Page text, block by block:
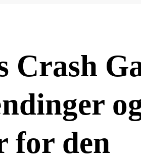
Crash
for den